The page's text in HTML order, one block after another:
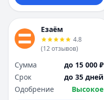
Езаём
4.8
(12отзывов)
Сумма
до 15 000 ₽
Срок
до 35 дней
Одобрение
Высокое